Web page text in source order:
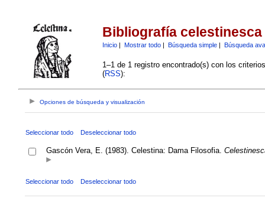
Bibliografía celestinesca
Inicio| Mostrar todo| Búsqueda simple| Búsqueda
1–1 de 1 registro encontrado(s) con los
(RSS):
Opciones de búsqueda y visualización
Seleccionar todo Deseleccionar todo
Gascón Vera, E. (1983). Celestina: Dama Filosofia.
Seleccionar todo Deseleccionar todo